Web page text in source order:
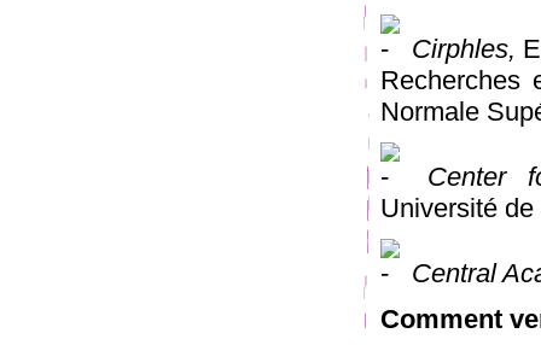
Cirphles,
Recherches
Normale
Center
Université
Central
Comment